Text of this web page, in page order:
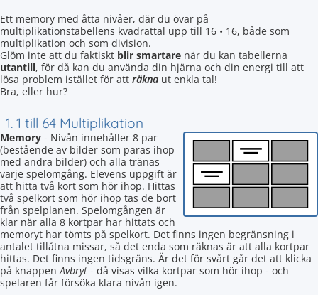
Ett memory med åtta nivåer, där du övar på
multiplikationstabellens kvadrattal upp till 16 • 16, både som
multiplikation och som division.
Glöm inte att du faktiskt blir smartare när du kan tabellerna
utantill, för då kan du använda din hjärna och din energi till att
lösa problem istället för att räknaut enkla tal!
Bra, eller hur?
1. 1 till 64 Multiplikation
Memory - Nivån innehåller 8 par
(bestående av bilder som paras ihop
med andra bilder) och alla tränas
varje spelomgång. Elevens uppgift är
att hitta två kort som hör ihop. Hittas
två spelkort som hör ihop tas de bort
från spelplanen. Spelomgången är
klar när alla 8 kortpar har hittats och
memoryt har tömts på spelkort. Det finns ingen begränsning i
antalet tillåtna missar, så det enda som räknas är att alla kortpar
hittas. Det finns ingen tidsgräns. Är det för svårt går det att klicka
på knappenAvbryt - då visas vilka kortpar som hör ihop - och
spelaren får försöka klara nivån igen.